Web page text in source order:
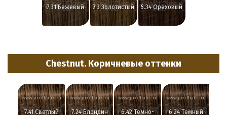
7.31 Бежевый 7.3 Золотистый 5.34 Ореховый
Chestnut. Коричневые оттенки
www.profhairs.ru
7.41 Светлый
www.profhairs.ru
7.24 Блондин
www.profhairs.ru
6.42 Темно-
www.profhairs.ru
6.24 Темный